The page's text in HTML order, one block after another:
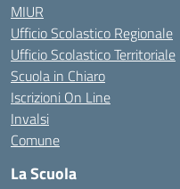
MIUR
Ufficio Scolastico Regionale
Ufficio Scolastico Territoriale
Scuola in Chiaro
Iscrizioni On Line
Invalsi
Comune
La Scuola